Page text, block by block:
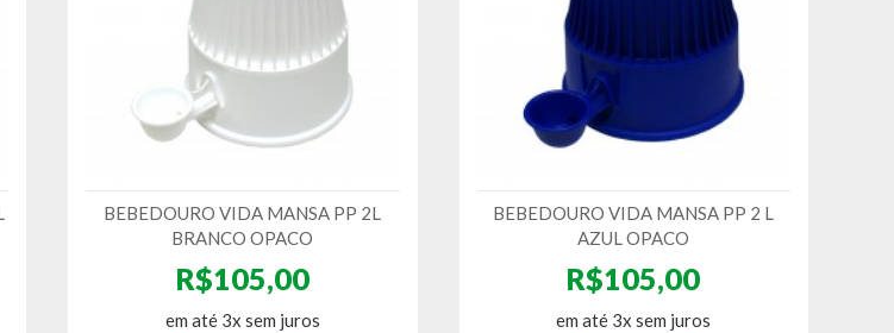
BEBEDOURO VIDA MANSA PP 2L
BRANCO OPACO
R$105,00
em até 3x sem juros
BEBEDOURO VIDA MANSA PP 2 L
AZUL OPACO
R$105,00
em até 3x sem juros